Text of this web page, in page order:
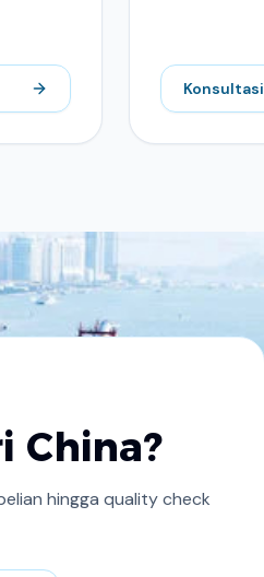
Konsultasi
China?
hingga quality check